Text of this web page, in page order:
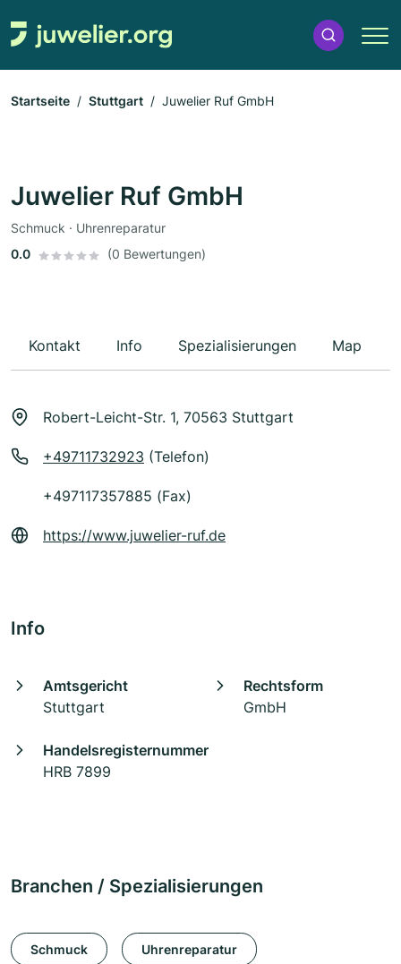
Startseite Stuttgart Juwelier Ruf GmbH
Juwelier Ruf GmbH
Schmuck · Uhrenreparatur
0.0
(0 Bewertungen)
Kontakt Info Spezialisierungen Map
Robert-Leicht-Str. 1, 70563 Stuttgart
+49711732923 (Telefon)
+497117357885 (Fax)
https://www.juwelier-ruf.de
Info
Amtsgericht
Stuttgart
Rechtsform
GmbH
Handelsregisternummer
HRB 7899
Branchen / Spezialisierungen
Schmuck Uhrenreparatur